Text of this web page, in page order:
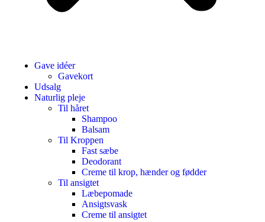
Gave idéer
Gavekort
Udsalg
Naturlig pleje
Til håret
Shampoo
Balsam
Til Kroppen
Fast sæbe
Deodorant
Creme til krop, hænder og fødder
Til ansigtet
Læbepomade
Ansigtsvask
Creme til ansigtet